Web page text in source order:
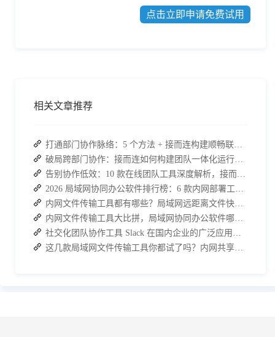
点击立即申请免费试用
相关文章推荐
打通部门协作脉络：5 个方法 + 接而连构建顺畅联动团队
破局跨部门协作：接而连如何构建团队一体化运行新格局
告别协作低效：10 款在线团队工具深度解析，接而连凭什么脱颖而出？
2026 局域网协同办公软件排行榜：6 款内网部署工具，高效安全兼顾
内网文件传输工具都有哪些？局域网远距离文件快速传输神器
内网文件传输工具大比拼，局域网协同办公软件哪个更加实用？
社交化团队协作工具 Slack 在国内企业的广泛应用：优点与局限性
这几款局域网文件传输工具你都试了吗？内网共享软件最快方法